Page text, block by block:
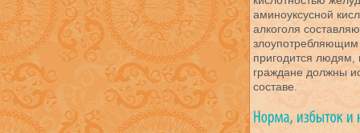
аминоуксусной
алкоголя
злоупотребляющим
пригодится
граждане должны
составе.